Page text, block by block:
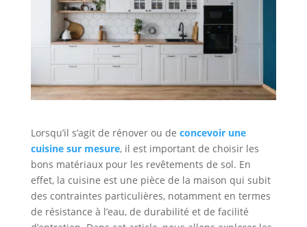
Lorsqu’il s’agit de rénover ou de concevoir une
cuisine sur mesure, il est important de choisir les
bons matériaux pour les revêtements de sol. En
effet, la cuisine est une pièce de la maison qui subit
des contraintes particulières, notamment en termes
de résistance à l’eau, de durabilité et de facilité